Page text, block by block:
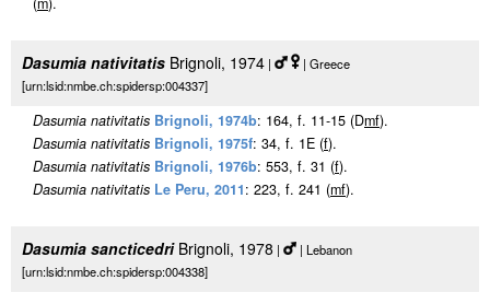
Dasumia nativitatis Brignoli, 1974 |
| Greece
[urn:lsid:nmbe.ch:spidersp:004337]
Dasumia nativitatis Brignoli, 1974b: 164, f. 11-15 (Dmf).
Dasumia nativitatis Brignoli, 1975f: 34, f. 1E (f).
Dasumia nativitatis Brignoli, 1976b: 553, f. 31 (f).
Dasumia nativitatis Le Peru, 2011: 223, f. 241 (mf).
Dasumia sancticedriBrignoli, 1978 |
| Lebanon
[urn:lsid:nmbe.ch:spidersp:004338]